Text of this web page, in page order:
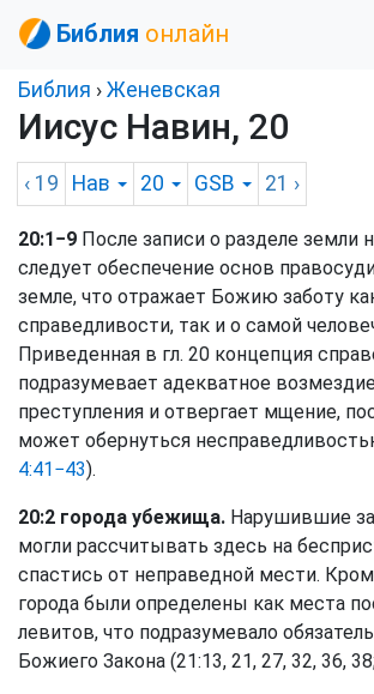
Библия онлайн
Библия › Женевская
Иисус Навин, 20
‹ 19 Нав 20 GSB 21 ›
20:1−9 После записи о разделе земли
следует обеспечение основ
земле, что отражает Божию заботу
справедливости, так и о самой
Приведенная в гл. 20 концепция
подразумевает адекватное
преступления и отвергает мщение,
может обернуться
4:41−43).
20:2 города убежища. Нарушившие
могли рассчитывать здесь на
спастись от неправедной мести.
города были определены как места
левитов, что подразумевало
Божиего Закона (21:13, 21, 27, 32, 36,